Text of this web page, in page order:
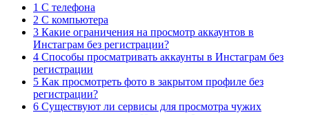
1 С телефона
2 С компьютера
3 Какие ограничения на просмотр аккаунтов в
Инстаграм без регистрации?
4 Способы просматривать аккаунты в Инстаграм без
регистрации
5 Как просмотреть фото в закрытом профиле без
регистрации?
6 Существуют ли сервисы для просмотра чужих